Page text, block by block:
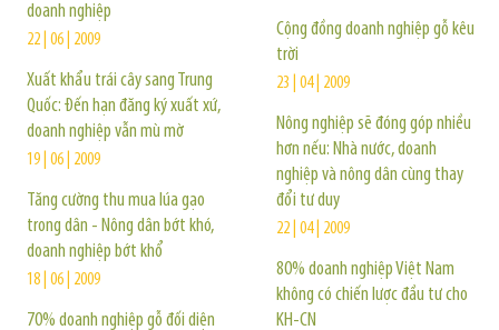
doanh nghiệp
22 | 06 | 2009
Xuất khẩu trái cây sang Trung
Quốc: Đến hạn đăng ký xuất xứ,
doanh nghiệp vẫn mù mờ
19 | 06 | 2009
Tăng cường thu mua lúa gạo
trong dân - Nông dân bớt khó,
doanh nghiệp bớt khổ
18 | 06 | 2009
70% doanh nghiệp gỗ đối diện
Cộng đồng doanh nghiệp gỗ kêu
trời
23 | 04 | 2009
Nông nghiệp sẽ đóng góp nhiều
hơn nếu: Nhà nước, doanh
nghiệp và nông dân cùng thay
đổi tư duy
22 | 04 | 2009
80% doanh nghiệp Việt Nam
không có chiến lược đầu tư cho
KH-CN